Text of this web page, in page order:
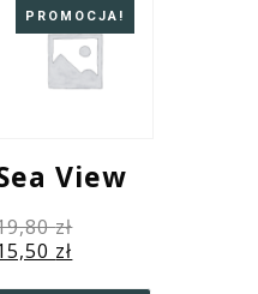
PROMOCJA!
View
zł
zł